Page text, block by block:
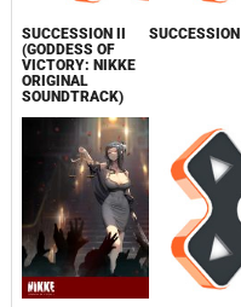
SUCCESSION II
(GODDESS OF
VICTORY: NIKKE
ORIGINAL
SOUNDTRACK)
SUCCESSION